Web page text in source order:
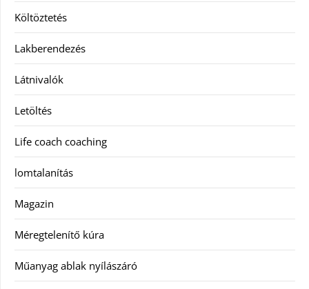
Költöztetés
Lakberendezés
Látnivalók
Letöltés
Life coach coaching
lomtalanítás
Magazin
Méregtelenítő kúra
Műanyag ablak nyílászáró